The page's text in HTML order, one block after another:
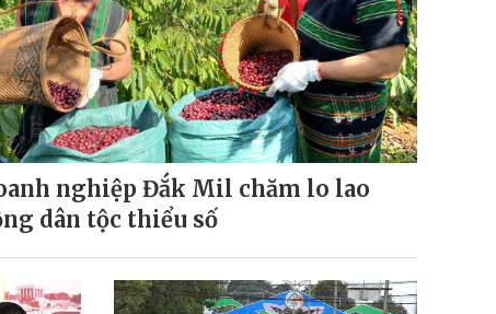
nghiệp Đắk Mil chăm lo lao
dân tộc thiểu số